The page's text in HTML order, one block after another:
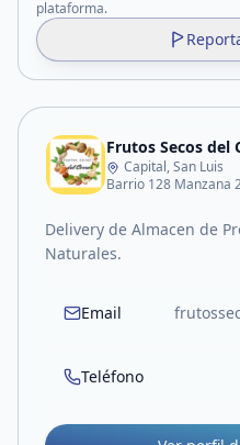
plataforma.
Frutos Secos del
Capital, San Luis
Barrio 128 Manzana
Delivery de Almacen de
Naturales.
Email
Teléfono